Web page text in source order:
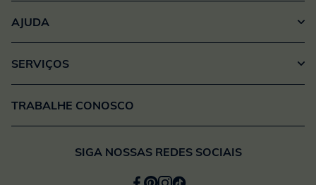
AJUDA
SERVIÇOS
TRABALHE CONOSCO
SIGA NOSSAS REDES SOCIAIS